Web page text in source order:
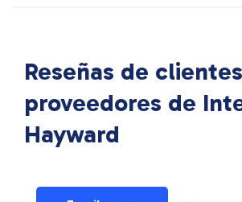
Reseñas de
proveedores de
Hayward